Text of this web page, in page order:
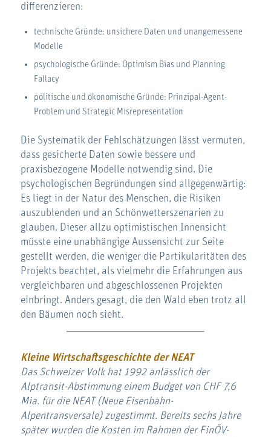
differenzieren:
technische Gründe: unsichere Daten und unangemessene
Modelle
psychologische Gründe: Optimism Bias und Planning
Fallacy
politische und ökonomische Gründe: Prinzipal-Agent-
Problem und Strategic Misrepresentation
Die Systematik der Fehlschätzungen lässt vermuten,
dass gesicherte Daten sowie bessere und
praxisbezogene Modelle notwendig sind. Die
psychologischen Begründungen sind allgegenwärtig:
Es liegt in der Natur des Menschen, die Risiken
auszublenden und an Schönwetterszenarien zu
glauben. Dieser allzu optimistischen Innensicht
müsste eine unabhängige Aussensicht zur Seite
gestellt werden, die weniger die Partikularitäten des
Projekts beachtet, als vielmehr die Erfahrungen aus
vergleichbaren und abgeschlossenen Projekten
einbringt. Anders gesagt, die den Wald eben trotz all
den Bäumen noch sieht.
Kleine Wirtschaftsgeschichte der NEAT
Das Schweizer Volk hat 1992 anlässlich der
Alptransit-Abstimmung einem Budget von CHF 7,6
Mia. für die NEAT (Neue Eisenbahn-
Alpentransversale) zugestimmt. Bereits sechs Jahre
später wurden die Kosten im Rahmen der FinÖV-